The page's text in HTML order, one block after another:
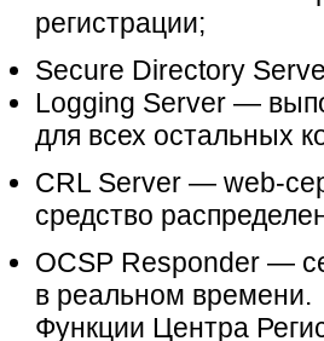
регистрации;
Secure Directory
Logging Server —
для всех остальных
CRL Server — web-
средство
OCSP Responder —
в реальном времени.
Функции Центра